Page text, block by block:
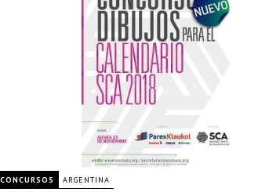
CONCURSOS ARGENTINA